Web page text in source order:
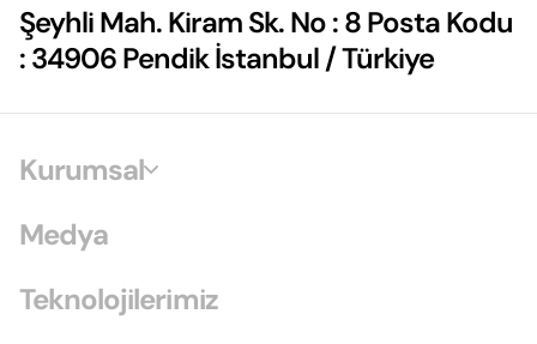
Şeyhli Mah. Kiram Sk. No : 8 Posta Kodu
: 34906 Pendik İstanbul / Türkiye
Kurumsal
Medya
Teknolojilerimiz